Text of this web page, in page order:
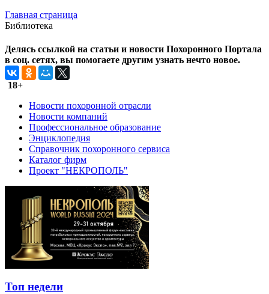
Главная страница
Библиотека
Делясь ссылкой на статьи и новости Похоронного Портала
в соц. сетях, вы помогаете другим узнать нечто новое.
18+
Новости похоронной отрасли
Новости компаний
Профессиональное образование
Энциклопедия
Справочник похоронного сервиса
Каталог фирм
Проект "НЕКРОПОЛЬ"
Топ недели